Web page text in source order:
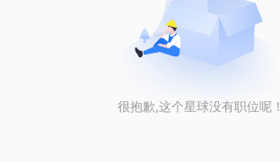
很抱歉,这个星球没有职位呢！